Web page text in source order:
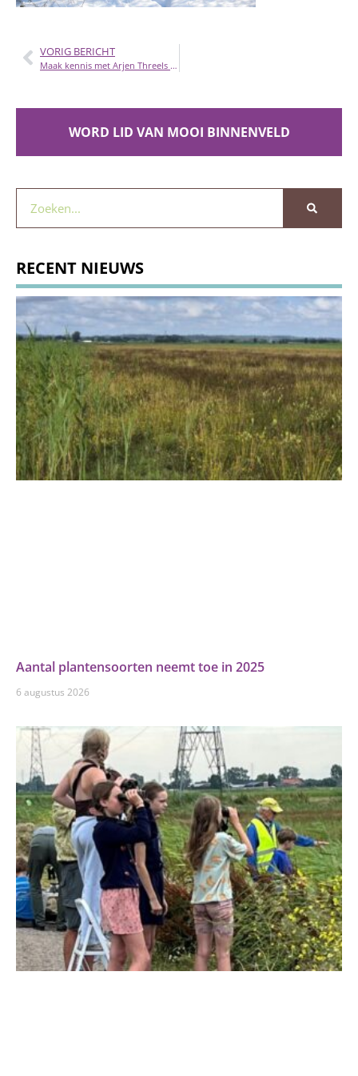
VORIG BERICHT
Maak kennis met Arjen Threels – gebiedsbeheerder Coöperatie Binnenveldse Hooilanden
WORD LID VAN MOOI BINNENVELD
RECENT NIEUWS
Aantal plantensoorten neemt toe in 2025
6 augustus 2026